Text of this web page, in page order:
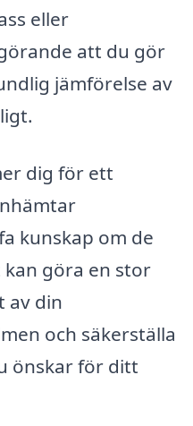
eller
att du gör
jämförelse av
dig för ett
kunskap om de
göra en stor
av din
och säkerställa
önskar för ditt